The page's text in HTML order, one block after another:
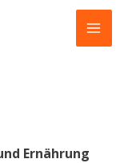
Ernährung